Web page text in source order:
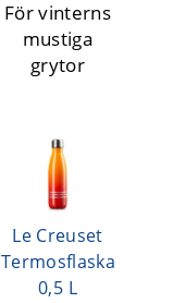
För vinterns
mustiga
grytor
Le Creuset
Termosflaska
0,5 L